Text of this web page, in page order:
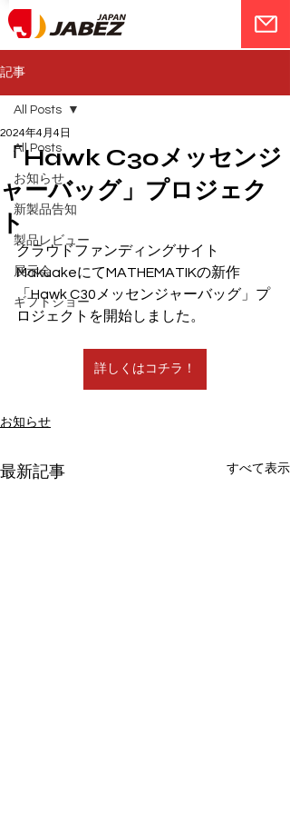
記事
All Posts
お知らせ
新製品告知
製品レビュー
展示会
ギフトショー
All Posts
「Hawk C30メッセンジ
ャーバッグ」プロジェク
ト
2024年4月4日
クラウドファンディングサイト
MakuakeにてMATHEMATIKの新作
「Hawk C30メッセンジャーバッグ」プ
ロジェクトを開始しました。
詳しくはコチラ！
お知らせ
最新記事 すべて表示